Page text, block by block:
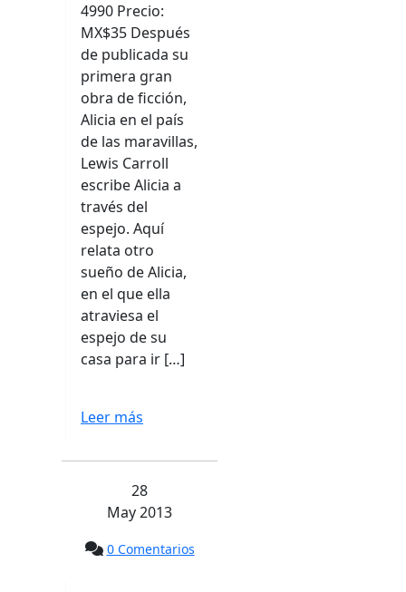
4990 Precio:
MX$35 Después
de publicada su
primera gran
obra de ficción,
Alicia en el país
de las maravillas,
Lewis Carroll
escribe Alicia a
través del
espejo. Aquí
relata otro
sueño de Alicia,
en el que ella
atraviesa el
espejo de su
casa para ir […]
Leer más
28
May 2013
0 Comentarios